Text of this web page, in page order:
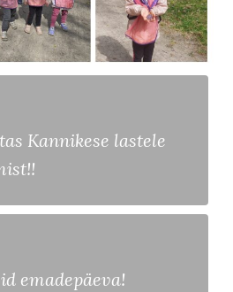
Kannikese lastele
emadepäeva!